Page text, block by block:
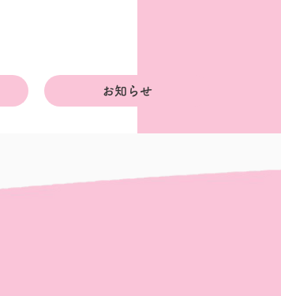
お知らせ